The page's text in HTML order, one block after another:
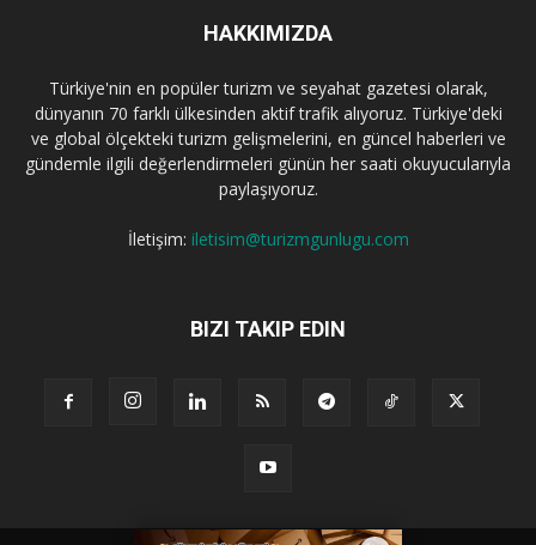
HAKKIMIZDA
Türkiye'nin en popüler turizm ve seyahat gazetesi olarak,
dünyanın 70 farklı ülkesinden aktif trafik alıyoruz. Türkiye'deki
ve global ölçekteki turizm gelişmelerini, en güncel haberleri ve
gündemle ilgili değerlendirmeleri günün her saati okuyucularıyla
paylaşıyoruz.
İletişim: iletisim@turizmgunlugu.com
BIZI TAKIP EDIN